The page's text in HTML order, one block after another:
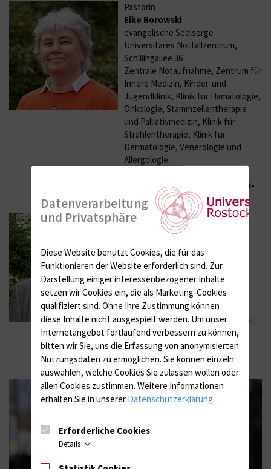
Pastorin
Eike Borowski
evangelische Seelsorge
Universitäres Notfallzentrum,
Schillingallee 36
Zentrale Notaufnahme, Zentrum für
Innere Medizin, Kinder-und
Jugendklinik, Klinik für Hämatologie,
Onkologie, Stammzellentherapie
und Palliativmedizin, Klinik für
Strahlentherapie, Klinik für
Dermatologie, Venerologie und
Allergologie
eike.borowski{bei}med.uni-
rostock.de
Pfarrer
Michael Sobania
Kliniken in Rostock
0381 494 7398
michael.sobania{bei}med.uni-
rostock.de
Weitere Informationen:
Pfarrei
Herz Jesu Rostock
Datenverarbeitung
und Privatsphäre
Diese Website benutzt Cookies, die für das
Funktionieren der Website erforderlich sind. Zur
Darstellung einiger interessenbezogener Inhalte
setzen wir Cookies ein, die als Marketing-Cookies
qualifiziert sind. Ohne Ihre Zustimmung können
diese Inhalte nicht ausgespielt werden. Um unser
Internetangebot fortlaufend verbessern zu können,
bitten wir Sie, uns die Erfassung von anonymisierten
Nutzungsdaten zu ermöglichen. Sie können einzeln
auswählen, welche Cookies Sie zulassen wollen oder
allen Cookies zustimmen. Weitere Informationen
erhalten Sie in unserer Datenschutzerklärung.
Erforderliche Cookies
Details